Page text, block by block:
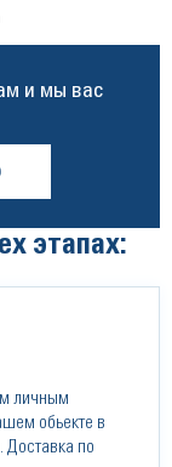
и мы вас
этапах:
личным
обьекте в
Доставка по